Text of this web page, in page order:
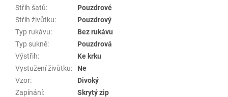
Střih šatů:
Pouzdrové
Střih živůtku:
Pouzdrový
Typ rukávu:
Bez rukávu
Typ sukně:
Pouzdrová
Výstřih:
Ke krku
Vystužení živůtku:
Ne
Vzor:
Divoký
Zapínání:
Skrytý zip